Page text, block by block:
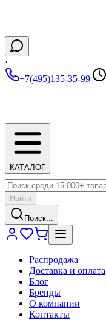
·
+7(495)135-35-99|
КАТАЛОГ
Найти
Поиск...
Распродажа
Доставка и оплата
Блог
Бренды
О компании
Контакты